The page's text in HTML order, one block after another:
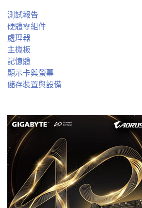
測試報告
硬體零組件
處理器
主機板
記憶體
顯示卡與螢幕
儲存裝置與設備